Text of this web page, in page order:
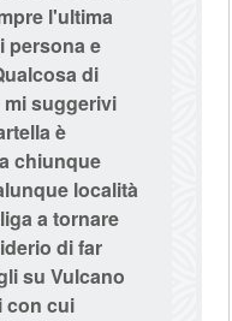
l'ultima
persona e
di
suggerivi
è
chiunque
località
a tornare
di far
su Vulcano
con cui